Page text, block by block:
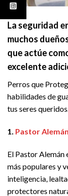
La seguridad
muchos
que actúe
excelente
Perros que
habilidades de
tus seres
1. Pastor
El Pastor Alemán
más populares y
inteligencia,
protectores